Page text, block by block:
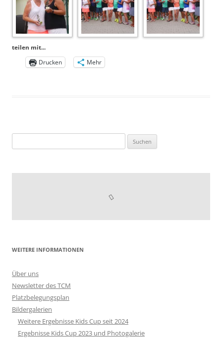
teilen mit...
Drucken
Mehr
nach:
WEITERE INFORMATIONEN
Über uns
Newsletter des TCM
Platzbelegungsplan
Bildergalerien
Weitere Ergebnisse Kids Cup seit 2024
Ergebnisse Kids Cup 2023 und Photogalerie